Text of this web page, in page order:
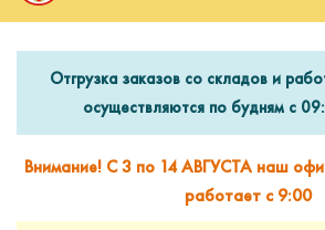
Отгрузка заказов со складов и
осуществляются по будням с
Внимание! С 3 по 14 АВГУСТА наш
работает с 9:00